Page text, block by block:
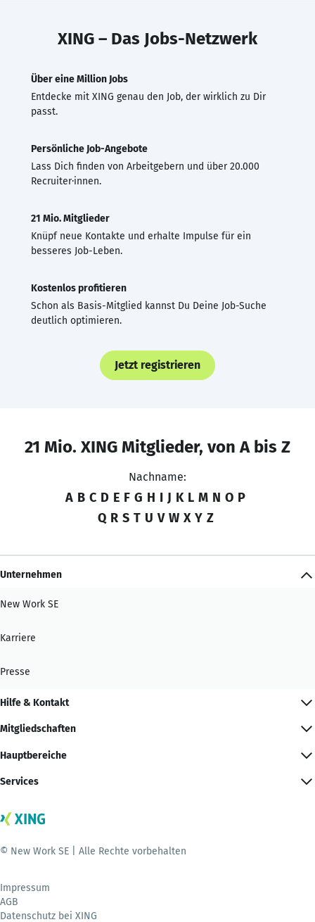
XING – Das Jobs-Netzwerk
Über eine Million Jobs
Entdecke mit XING genau den Job, der wirklich zu Dir
passt.
Persönliche Job-Angebote
Lass Dich finden von Arbeitgebern und über 20.000
Recruiter·innen.
21 Mio. Mitglieder
Knüpf neue Kontakte und erhalte Impulse für ein
besseres Job-Leben.
Kostenlos profitieren
Schon als Basis-Mitglied kannst Du Deine Job-Suche
deutlich optimieren.
Jetzt registrieren
21 Mio. XING Mitglieder, von A bis Z
Nachname:
A B C D E F G H I J K L M N O P
Q R S T U V W X Y Z
Unternehmen
New Work SE
Karriere
Presse
Hilfe & Kontakt
Mitgliedschaften
Hauptbereiche
Services
© New Work SE | Alle Rechte vorbehalten
Impressum
AGB
Datenschutz bei XING